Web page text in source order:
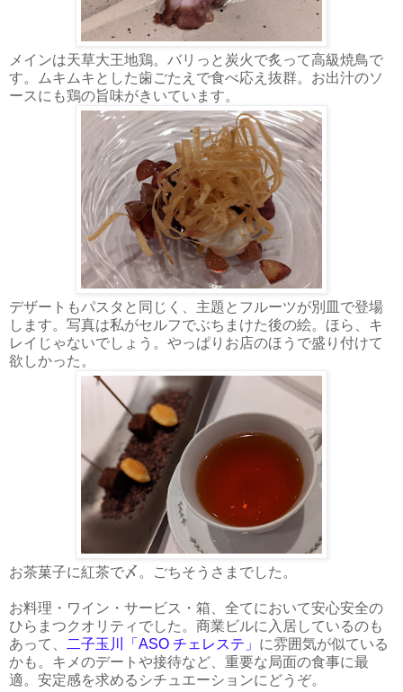
メインは天草大王地鶏。バリっと炭火で炙って高級焼鳥で
す。ムキムキとした歯ごたえで食べ応え抜群。お出汁のソ
ースにも鶏の旨味がきいています。
デザートもパスタと同じく、主題とフルーツが別皿で登場
します。写真は私がセルフでぶちまけた後の絵。ほら、キ
レイじゃないでしょう。やっぱりお店のほうで盛り付けて
欲しかった。
お茶菓子に紅茶で〆。ごちそうさまでした。
お料理・ワイン・サービス・箱、全てにおいて安心安全の
ひらまつクオリティでした。商業ビルに入居しているのも
あって、
二子玉川「ASO チェレステ」 に雰囲気が似ている
かも。キメのデートや接待など、重要な局面の食事に最
適。安定感を求めるシチュエーションにどうぞ。